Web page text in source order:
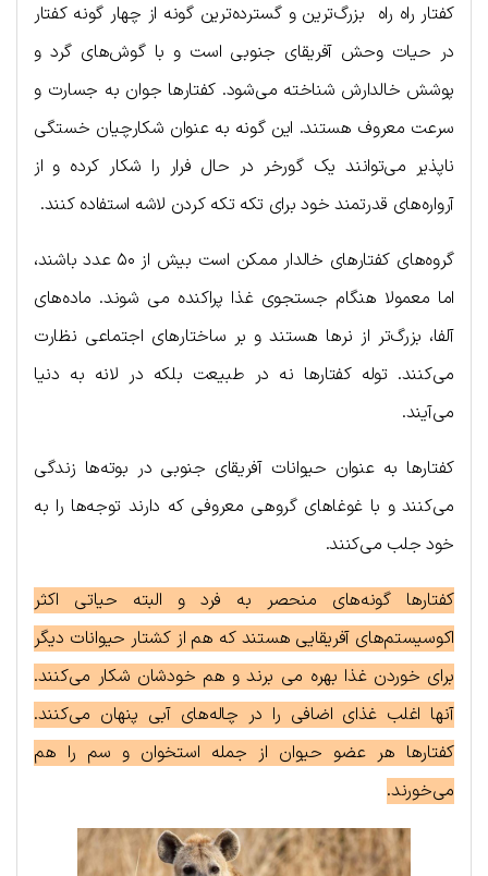
کفتار راه راه بزرگ‌ترین و گسترده‌ترین گونه از چهار گونه کفتار
در حیات وحش آفریقای جنوبی است و با گوش‌های گرد و
پوشش خالدارش شناخته می‌شود. کفتارها جوان به جسارت و
سرعت معروف هستند. این گونه به عنوان شکارچیان خستگی
ناپذیر می‌توانند یک گورخر در حال فرار را شکار کرده و از
آرواره‌های قدرتمند خود برای تکه تکه کردن لاشه استفاده کنند.
گروه‌های کفتارهای خالدار ممکن است بیش از ۵۰ عدد باشند،
اما معمولا هنگام جستجوی غذا پراکنده می شوند. ماده‌های
آلفا، بزرگ‌تر از نرها هستند و بر ساختارهای اجتماعی نظارت
می‌کنند. توله کفتارها نه در طبیعت بلکه در لانه به دنیا
می‌آیند.
کفتارها به عنوان حیوانات آفریقای جنوبی در بوته‌ها زندگی
می‌کنند و با غوغاهای گروهی معروفی که دارند توجه‌ها را به
خود جلب می‌کنند.
کفتارها گونه‌های منحصر به فرد و البته حیاتی اکثر
اکوسیستم‌های آفریقایی هستند که هم از کشتار حیوانات دیگر
برای خوردن غذا بهره می برند و هم خودشان شکار می‌کنند.
آنها اغلب غذای اضافی را در چاله‌های آبی پنهان می‌کنند.
کفتارها هر عضو حیوان از جمله استخوان و سم را هم
می‌خورند.